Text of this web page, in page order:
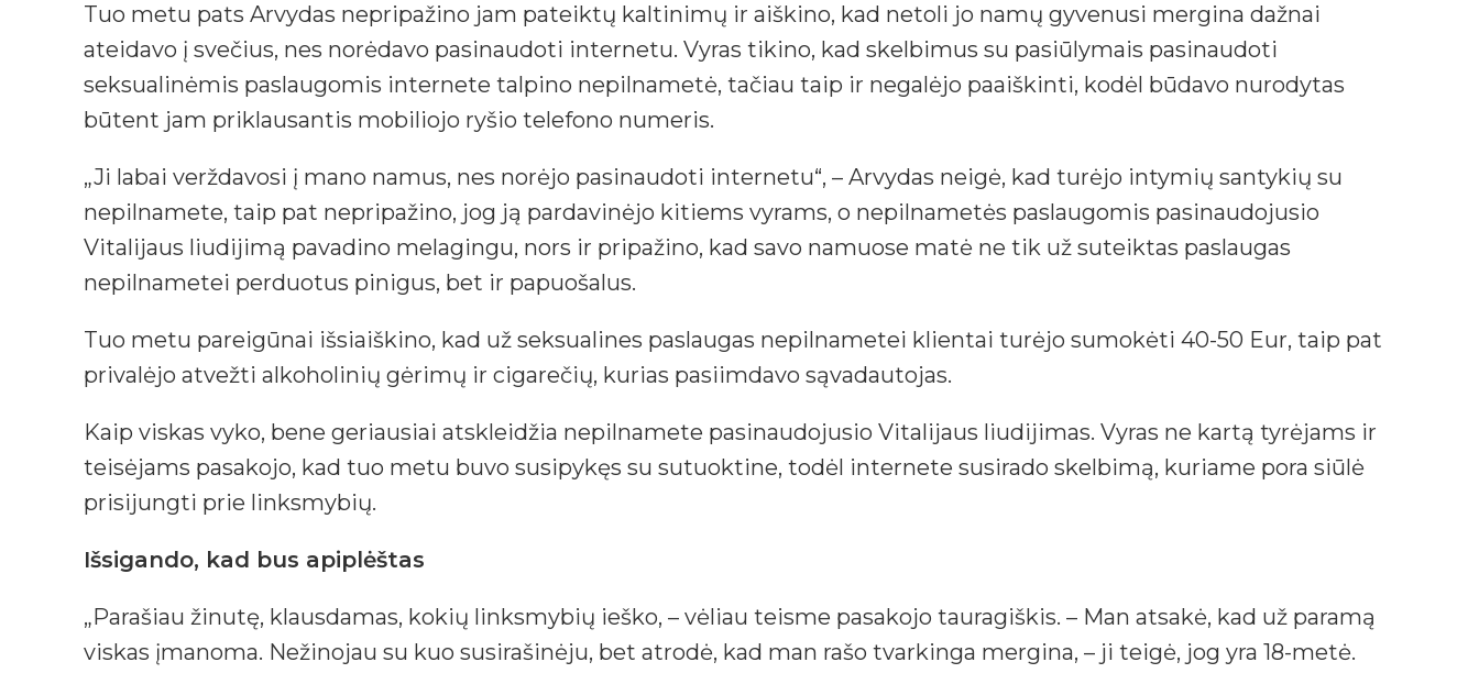
Tuo metu pats Arvydas nepripažino jam pateiktų kaltinimų ir aiškino, kad netoli jo namų gyvenusi mergina dažnai
ateidavo į svečius, nes norėdavo pasinaudoti internetu. Vyras tikino, kad skelbimus su pasiūlymais pasinaudoti
seksualinėmis paslaugomis internete talpino nepilnametė, tačiau taip ir negalėjo paaiškinti, kodėl būdavo nurodytas
būtent jam priklausantis mobiliojo ryšio telefono numeris.
„Ji labai verždavosi į mano namus, nes norėjo pasinaudoti internetu“, – Arvydas neigė, kad turėjo intymių santykių su
nepilnamete, taip pat nepripažino, jog ją pardavinėjo kitiems vyrams, o nepilnametės paslaugomis pasinaudojusio
Vitalijaus liudijimą pavadino melagingu, nors ir pripažino, kad savo namuose matė ne tik už suteiktas paslaugas
nepilnametei perduotus pinigus, bet ir papuošalus.
Tuo metu pareigūnai išsiaiškino, kad už seksualines paslaugas nepilnametei klientai turėjo sumokėti 40-50 Eur, taip pat
privalėjo atvežti alkoholinių gėrimų ir cigarečių, kurias pasiimdavo sąvadautojas.
Kaip viskas vyko, bene geriausiai atskleidžia nepilnamete pasinaudojusio Vitalijaus liudijimas. Vyras ne kartą tyrėjams ir
teisėjams pasakojo, kad tuo metu buvo susipykęs su sutuoktine, todėl internete susirado skelbimą, kuriame pora siūlė
prisijungti prie linksmybių.
Išsigando, kad bus apiplėštas
„Parašiau žinutę, klausdamas, kokių linksmybių ieško, – vėliau teisme pasakojo tauragiškis. – Man atsakė, kad už paramą
viskas įmanoma. Nežinojau su kuo susirašinėju, bet atrodė, kad man rašo tvarkinga mergina, – ji teigė, jog yra 18-metė.